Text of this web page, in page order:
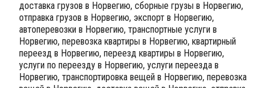
доставка грузов в Норвегию, сборные грузы в Норвегию,
отправка грузов в Норвегию, экспорт в Норвегию,
автоперевозки в Норвегию, транспортные услуги в
Норвегию, перевозка квартиры в Норвегию, квартирный
переезд в Норвегию, переезд квартиры в Норвегию,
услуги по переезду в Норвегию, услуги переезда в
Норвегию, транспортировка вещей в Норвегию, перевозка